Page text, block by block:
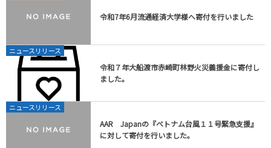
令和7年6月流通経済大学様へ寄付を行いました
ニュースリリース
令和７年大船渡市赤崎町林野火災義援金に寄付し
ました。
ニュースリリース
AAR Japanの『ベトナム台風１１号緊急支援』
に対して寄付を行いました。